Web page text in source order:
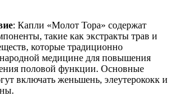
: Капли «Молот Тора» содержат
такие как экстракты трав и
которые традиционно
медицине для повышения
половой функции. Основные
включать женьшень, элеутерококк и